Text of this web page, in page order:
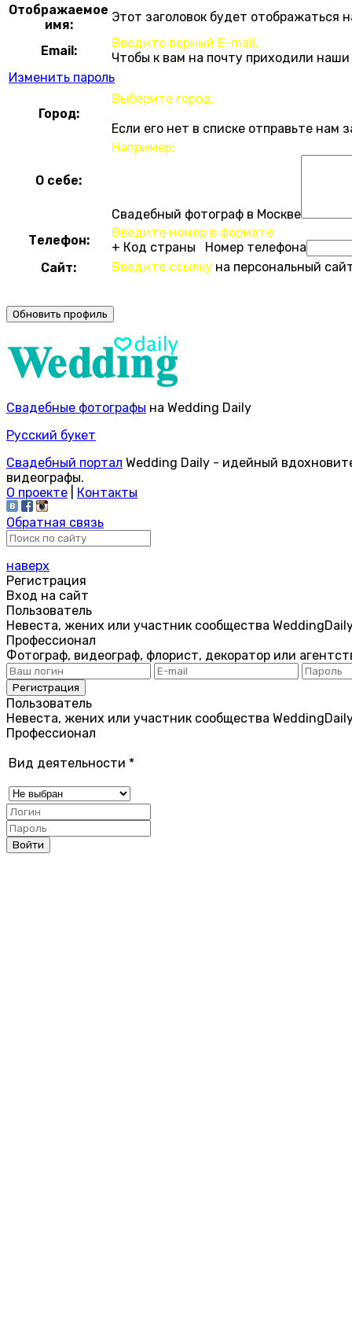
Отображаемое
имя:
Этот заголовок будет отображаться
Email:
Введите верный E-mail.
Чтобы к вам на почту приходили
Изменить пароль
Город:
Выберите город.
Если его нет в списке отправьте нам
О себе:
Например:
Свадебный фотограф в Москве
Телефон:
Введите номер в формате
+ Код страны Номер телефона
Сайт:
Введите ссылку на персональный
Свадебные фотографы на Wedding Daily
Русский букет
Свадебный портал Wedding Daily - идейный
видеографы.
О проекте
Контакты
Обратная связь
наверх
Регистрация
Вход на сайт
Пользователь
Невеста, жених или участник сообщества
Профессионал
Фотограф, видеограф, флорист, декоратор или
Пользователь
Невеста, жених или участник сообщества
Профессионал
Вид деятельности *